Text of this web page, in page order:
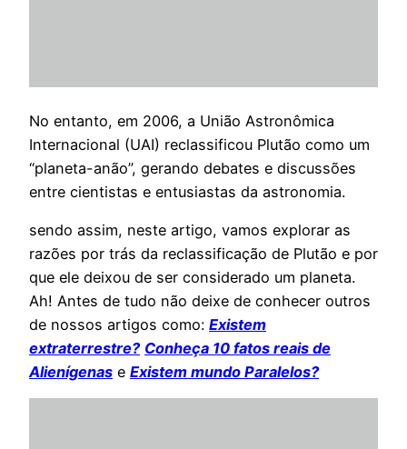
No entanto, em 2006, a União Astronômica
Internacional (UAI) reclassificou Plutão como um
“planeta-anão”, gerando debates e discussões
entre cientistas e entusiastas da astronomia.
sendo assim, neste artigo, vamos explorar as
razões por trás da reclassificação de Plutão e por
que ele deixou de ser considerado um planeta.
Ah! Antes de tudo não deixe de conhecer outros
de nossos artigos como: Existem
extraterrestre? Conheça 10 fatos reais de
Alienígenas e Existem mundo Paralelos?